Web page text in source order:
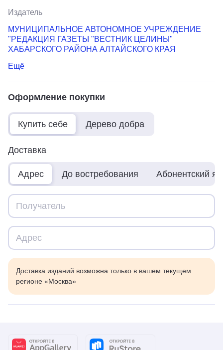
Издатель
МУНИЦИПАЛЬНОЕ АВТОНОМНОЕ УЧРЕЖДЕНИЕ
"РЕДАКЦИЯ ГАЗЕТЫ "ВЕСТНИК ЦЕЛИНЫ"
ХАБАРСКОГО РАЙОНА АЛТАЙСКОГО КРАЯ
Ещё
Оформление покупки
Купить себе Дерево добра
Доставка
Адрес До востребования Абонентский
Доставка изданий возможна только в вашем текущем
регионе «Москва»